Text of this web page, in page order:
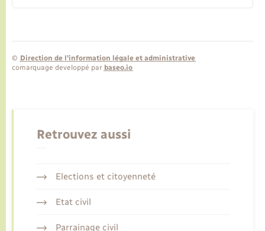
© Direction de l’information légale et administrative
comarquage developpé par baseo.io
Retrouvez aussi
Elections et citoyenneté
Etat civil
Parrainage civil